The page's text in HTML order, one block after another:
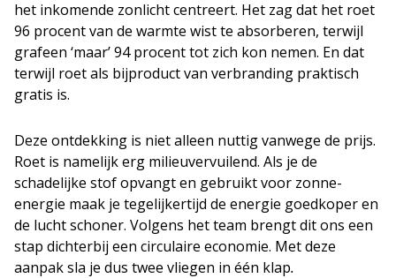
het inkomende zonlicht centreert. Het zag dat het roet
96 procent van de warmte wist te absorberen, terwijl
grafeen ‘maar’ 94 procent tot zich kon nemen. En dat
terwijl roet als bijproduct van verbranding praktisch
gratis is.
Deze ontdekking is niet alleen nuttig vanwege de prijs.
Roet is namelijk erg milieuvervuilend. Als je de
schadelijke stof opvangt en gebruikt voor zonne-
energie maak je tegelijkertijd de energie goedkoper en
de lucht schoner. Volgens het team brengt dit ons een
stap dichterbij een circulaire economie. Met deze
aanpak sla je dus twee vliegen in één klap.